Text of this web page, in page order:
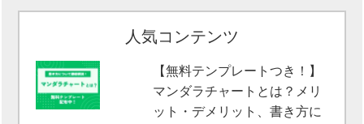
人気コンテンツ
【無料テンプレートつき！】
マンダラチャートとは？メリ
ット・デメリット、書き方に